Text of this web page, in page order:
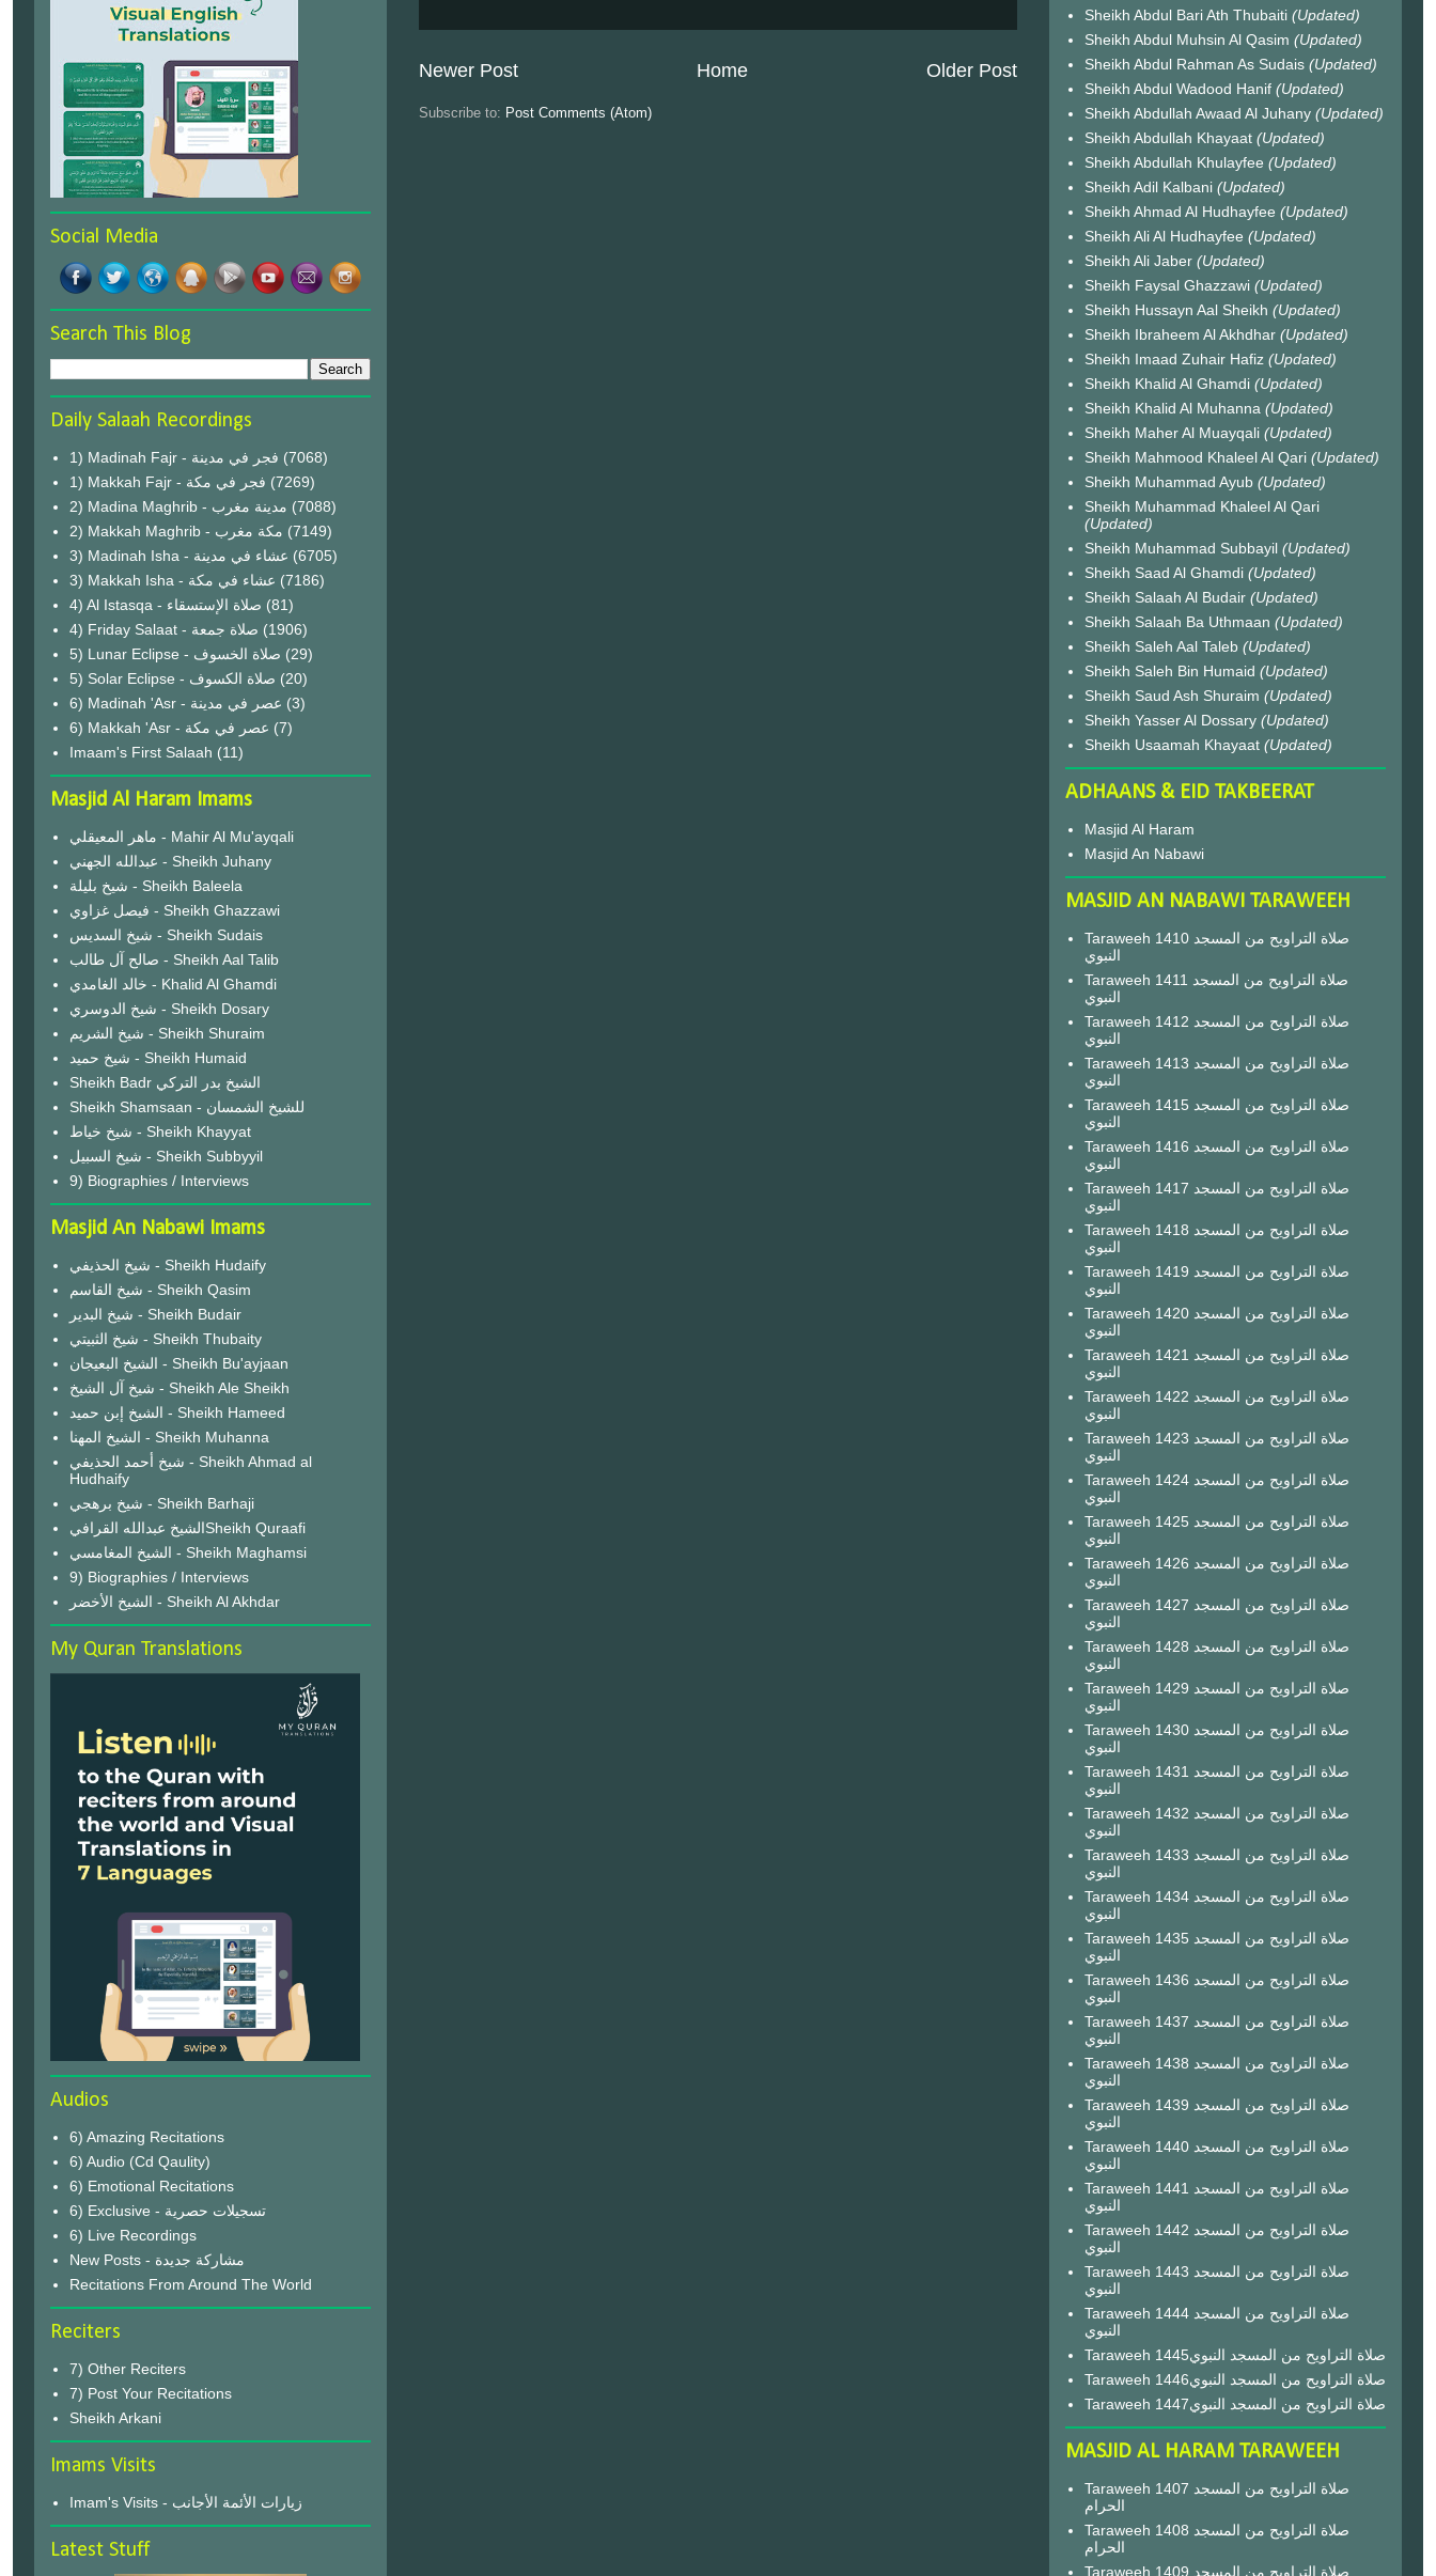
Newer Post Older Post
Home
Subscribe to: Post Comments (Atom)
Social Media
Search This Blog
Daily Salaah Recordings
1) Madinah Fajr - فجر في مدينة (7068)
1) Makkah Fajr - فجر في مكة (7269)
2) Madina Maghrib - مدينة مغرب (7088)
2) Makkah Maghrib - مكة مغرب (7149)
3) Madinah Isha - عشاء في مدينة (6705)
3) Makkah Isha - عشاء في مكة (7186)
4) Al Istasqa - صلاة الإستسقاء (81)
4) Friday Salaat - صلاة جمعة (1906)
5) Lunar Eclipse - صلاة الخسوف (29)
(20)
6) Madinah 'Asr - عصر في مدينة (3)
6) Makkah 'Asr - عصر في مكة (7)
Imaam's First Salaah (11)
Masjid Al Haram Imams
ماهر المعيقلي - Mahir Al Mu'ayqali
عبدالله الجهني - Sheikh Juhany
شيخ بليلة - Sheikh Baleela
فيصل غزاوي - Sheikh Ghazzawi
شيخ السديس - Sheikh Sudais
صالح آل طالب - Sheikh Aal Talib
خالد الغامدي - Khalid Al Ghamdi
شيخ الدوسري - Sheikh Dosary
شيخ الشريم - Sheikh Shuraim
شيخ حميد - Sheikh Humaid
Sheikh Badr الشيخ بدر التركي
Sheikh Shamsaan - للشيخ الشمسان
شيخ خياط - Sheikh Khayyat
شيخ السبيل - Sheikh Subbyyil
9) Biographies / Interviews
Masjid An Nabawi Imams
شيخ الحذيفي - Sheikh Hudaify
شيخ القاسم - Sheikh Qasim
شيخ البدير - Sheikh Budair
شيخ الثبيتي - Sheikh Thubaity
الشيخ البعيجان - Sheikh Bu'ayjaan
شيخ آل الشيخ - Sheikh Ale Sheikh
الشيخ إبن حميد - Sheikh Hameed
الشيخ المهنا - Sheikh Muhanna
شيخ أحمد الحذيفي - Sheikh Ahmad al
Hudhaify
شيخ برهجي - Sheikh Barhaji
الشيخ عبدالله القرافيSheikh Quraafi
الشيخ المغامسي - Sheikh Maghamsi
9) Biographies / Interviews
الشيخ الأخضر - Sheikh Al Akhdar
My Quran Translations
Audios
6) Amazing Recitations
6) Audio (Cd Qaulity)
6) Emotional Recitations
6) Exclusive - تسجيلات حصرية
6) Live Recordings
New Posts - مشاركة جديدة
Recitations From Around The World
Reciters
7) Other Reciters
7) Post Your Recitations
Sheikh Arkani
Imams Visits
Imam's Visits - زيارات الأئمة الأجانب
Latest Stuff
Sheikh Abdul Bari Ath Thubaiti (Updated)
Sheikh Abdul Muhsin Al Qasim (Updated)
Sheikh Abdul Rahman As Sudais (Updated)
Sheikh Abdul Wadood Hanif (Updated)
Sheikh Abdullah Awaad Al Juhany (Updated)
Sheikh Abdullah Khayaat (Updated)
Sheikh Abdullah Khulayfee (Updated)
Sheikh Adil Kalbani (Updated)
Sheikh Ahmad Al Hudhayfee (Updated)
Sheikh Ali Al Hudhayfee (Updated)
Sheikh Ali Jaber (Updated)
Sheikh Faysal Ghazzawi (Updated)
Sheikh Hussayn Aal Sheikh (Updated)
Sheikh Ibraheem Al Akhdhar (Updated)
Sheikh Imaad Zuhair Hafiz (Updated)
Sheikh Khalid Al Ghamdi (Updated)
Sheikh Khalid Al Muhanna (Updated)
Sheikh Maher Al Muayqali (Updated)
Sheikh Mahmood Khaleel Al Qari (Updated)
Sheikh Muhammad Ayub (Updated)
Sheikh Muhammad Khaleel Al Qari
(Updated)
Sheikh Muhammad Subbayil (Updated)
Sheikh Saad Al Ghamdi (Updated)
Sheikh Salaah Al Budair (Updated)
Sheikh Salaah Ba Uthmaan (Updated)
Sheikh Saleh Aal Taleb (Updated)
Sheikh Saleh Bin Humaid (Updated)
Sheikh Saud Ash Shuraim (Updated)
Sheikh Yasser Al Dossary (Updated)
Sheikh Usaamah Khayaat (Updated)
ADHAANS & EID TAKBEERAT
Masjid Al Haram
Masjid An Nabawi
MASJID AN NABAWI TARAWEEH
Taraweeh 1410 صلاة التراويح من المسجد
النبوي
Taraweeh 1411 صلاة التراويح من المسجد
النبوي
Taraweeh 1412 صلاة التراويح من المسجد
النبوي
Taraweeh 1413 صلاة التراويح من المسجد
النبوي
Taraweeh 1415 صلاة التراويح من المسجد
النبوي
Taraweeh 1416 صلاة التراويح من المسجد
النبوي
Taraweeh 1417 صلاة التراويح من المسجد
النبوي
Taraweeh 1418 صلاة التراويح من المسجد
النبوي
Taraweeh 1419 صلاة التراويح من المسجد
النبوي
Taraweeh 1420 صلاة التراويح من المسجد
النبوي
Taraweeh 1421 صلاة التراويح من المسجد
النبوي
Taraweeh 1422 صلاة التراويح من المسجد
النبوي
Taraweeh 1423 صلاة التراويح من المسجد
النبوي
Taraweeh 1424 صلاة التراويح من المسجد
النبوي
Taraweeh 1425 صلاة التراويح من المسجد
النبوي
Taraweeh 1426 صلاة التراويح من المسجد
النبوي
Taraweeh 1427 صلاة التراويح من المسجد
النبوي
Taraweeh 1428 صلاة التراويح من المسجد
النبوي
Taraweeh 1429 صلاة التراويح من المسجد
النبوي
Taraweeh 1430 صلاة التراويح من المسجد
النبوي
Taraweeh 1431 صلاة التراويح من المسجد
النبوي
Taraweeh 1432 صلاة التراويح من المسجد
النبوي
Taraweeh 1433 صلاة التراويح من المسجد
النبوي
Taraweeh 1434 صلاة التراويح من المسجد
النبوي
Taraweeh 1435 صلاة التراويح من المسجد
النبوي
Taraweeh 1436 صلاة التراويح من المسجد
النبوي
Taraweeh 1437 صلاة التراويح من المسجد
النبوي
Taraweeh 1438 صلاة التراويح من المسجد
النبوي
Taraweeh 1439 صلاة التراويح من المسجد
النبوي
Taraweeh 1440 صلاة التراويح من المسجد
النبوي
Taraweeh 1441 صلاة التراويح من المسجد
النبوي
Taraweeh 1442 صلاة التراويح من المسجد
النبوي
Taraweeh 1443 صلاة التراويح من المسجد
النبوي
Taraweeh 1444 صلاة التراويح من المسجد
النبوي
Taraweeh 1445صلاة التراويح من المسجد النبوي
Taraweeh 1446صلاة التراويح من المسجد النبوي
Taraweeh 1447صلاة التراويح من المسجد النبوي
MASJID AL HARAM TARAWEEH
Taraweeh 1407 صلاة التراويح من المسجد
الحرام
Taraweeh 1408 صلاة التراويح من المسجد
الحرام
Taraweeh 1409 صلاة التراويح من المسجد